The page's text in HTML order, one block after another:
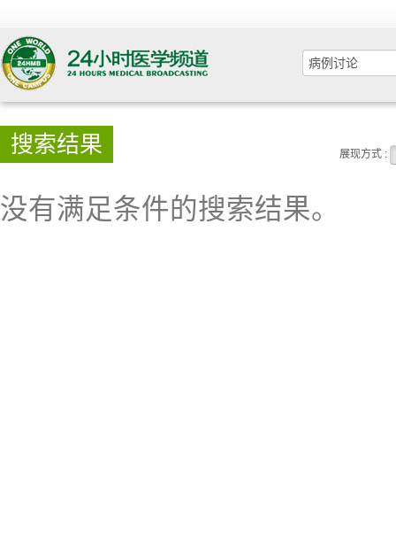
搜索结果 展现方式 :
没有满足条件的搜索结果。